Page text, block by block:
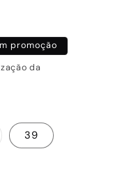
promoção
da
39